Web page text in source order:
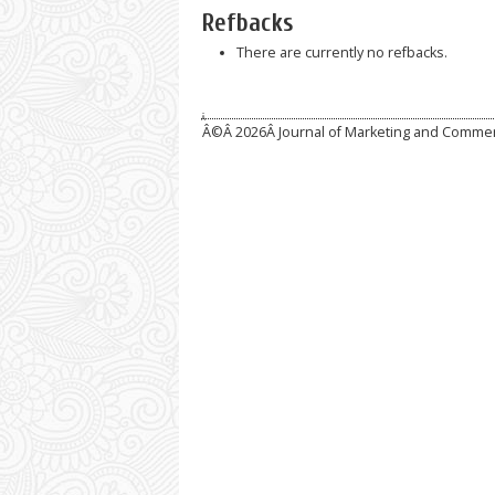
Refbacks
There are currently no refbacks.
Â
Â©Â2026Â Journal of Marketing and